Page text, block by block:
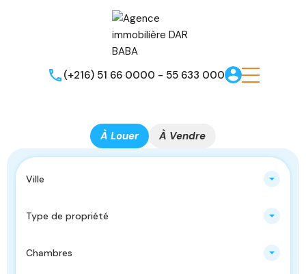
(+216) 51 66 0000 - 55 633 000
À Louer À Vendre
Ville
Type de propriété
Chambres